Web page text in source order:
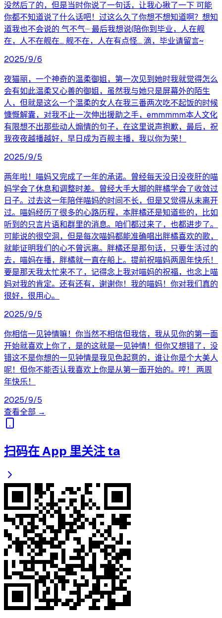
没然后了的，但是当时你说了一句话，让我心揪了一下 可能
你都不知道说了什么话吧！过这么久了你想不想知道啊？想知
道我也不会说的 气不气··· 最后我想说(陪你到毕业，人在舰
在，人不在舰在… 舰不在，人在有点怪… 滴，毕业请留言~
2025/9/6
夜猫丽，一个神奇的温柔御姐，第一次见到她时我就觉得怎么
会有如此温柔又心善的御姐，虽然我与她只是屏幕外的陌生
人，但就是这么一个温柔的女人在我三番两次吃不起饭的时候
慷慨解囊，对我不止一次伸出援助之手，emmmmm本人文化
有限想不出那些动人煽情的句子，在这里说声抱歉，最后，祝
我夜夜越播越好，早日成为百舰主播，我以你为荣！
2025/9/5
两年啦！喵妈又完成了一年的承诺。曾经每天没日没夜肝的喵
妈学会了休息和调整时差。曾经大手大脚的胖橘学会了收敛过
日子。过去这一年陪伴喵妈的时间不长，但是又觉得从未离开
过。喵妈经历了很多的心路历程，本胖橘还是知道些的，比如
听到的只言片语和群里的消息。咱们都过来了，也都进步了。
可能说的很空洞，但是每次喵妈都能准确唱出胖橘喜欢的歌，
就能证明我们的心不曾远离。胖橘还是那句话，只要生活过的
去，喵妈在播，胖橘就一直在船上。提前祝喵妈两周年快乐！
要是那天我太忙来不了，记得念上我对喵妈的祝福，也念上喵
妈对我的肯定。还有还有，谢谢你！我的喵妈！你对我们真的
很好，很用心。
2025/9/5
你相信一见钟情嘛！你当然不相信但我信，我从见你的第一面
开始就喜欢上你了，是的这就是一见钟情！但你又想错了，没
错这不是你想的一见钟情是我见色起意的，谁让你是个大美人
呢！但你不能否认我喜欢上你是从第一面开始的。哼！ 两周
年快乐！
2025/9/5
查看全部 →
扫码在 App 里关注 ta